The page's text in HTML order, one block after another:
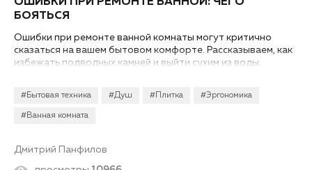
#Бытовая техника #Душ #Плитка #Эргономика
#Ванная комната
БОЯТЬСЯ
Ошибки при ремонте ванной комнаты могут критично
сказаться на вашем бытовом комфорте. Рассказываем, как
избежать подводных камней и выйти сухим из воды.
Дмитрий Панфилов